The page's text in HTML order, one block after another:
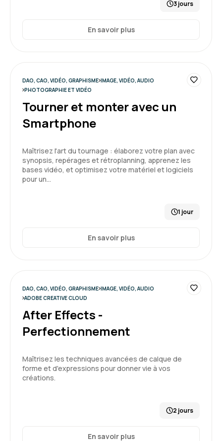
3 jours
En savoir plus
DAO, CAO, VIDÉO, GRAPHISME IMAGE, VIDÉO, AUDIO
PHOTOGRAPHIE ET VIDÉO
Tourner et monter avec un
Smartphone
Maîtrisez l'art du tournage : élaborez votre plan avec
synopsis, repérages et rétroplanning, apprenez les
bases vidéo, et optimisez votre matériel et logiciels
pour un…
1 jour
En savoir plus
DAO, CAO, VIDÉO, GRAPHISME IMAGE, VIDÉO, AUDIO
ADOBE CREATIVE CLOUD
After Effects -
Perfectionnement
Maîtrisez les techniques avancées de calque de
forme et d'expressions pour donner vie à vos
créations.
2 jours
En savoir plus